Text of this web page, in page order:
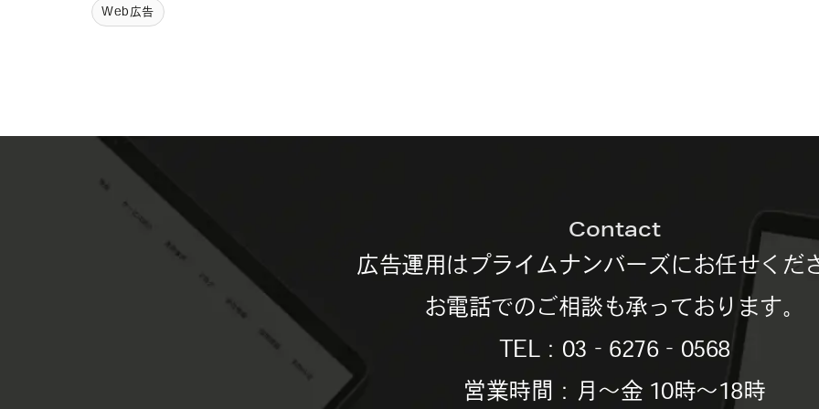
Web広告
Contact
広告運用は プライムナンバーズにお任せくだ
お電話でのご相談も承っております。
TEL：03‐6276‐0568
営業時間：月～金 10時～18時